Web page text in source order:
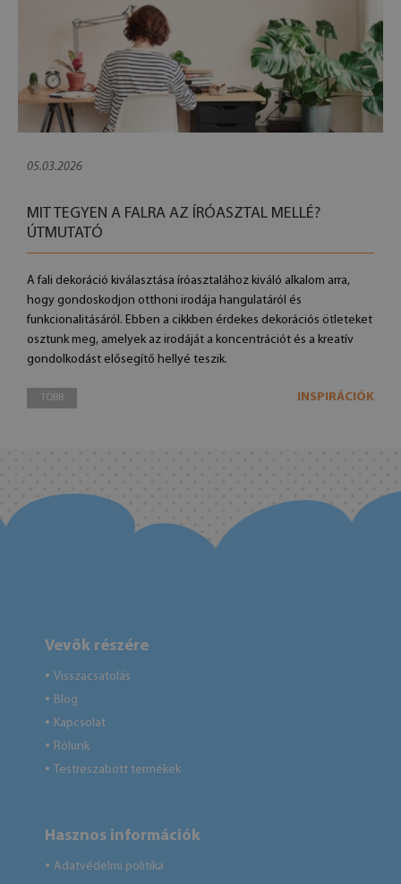
05.03.2026
MIT TEGYEN A FALRA AZ ÍRÓASZTAL MELLÉ?
ÚTMUTATÓ
A fali dekoráció kiválasztása íróasztalához kiváló alkalom arra,
hogy gondoskodjon otthoni irodája hangulatáról és
funkcionalitásáról. Ebben a cikkben érdekes dekorációs ötleteket
osztunk meg, amelyek az irodáját a koncentrációt és a kreatív
gondolkodást elősegítő hellyé teszik.
TÖBB INSPIRÁCIÓK
Vevők részére
● Visszacsatolás
● Blog
● Kapcsolat
● Rólunk
● Testreszabott termékek
Hasznos információk
● Adatvédelmi politika